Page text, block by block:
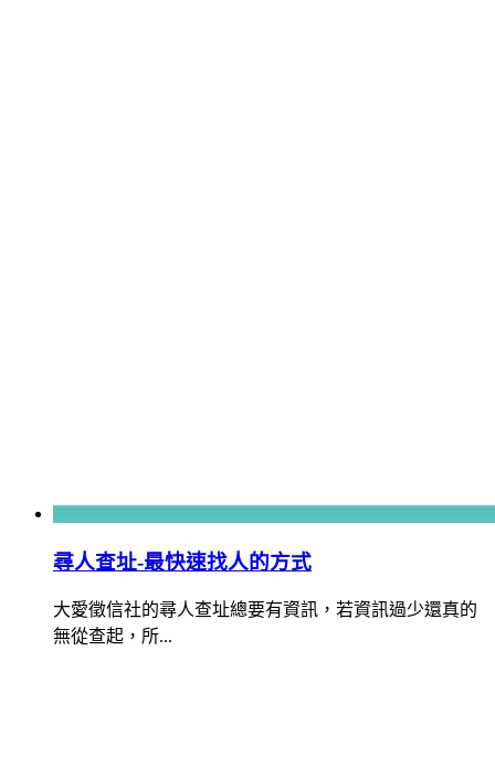
尋人查址-最快速找人的方式
大愛徵信社的尋人查址總要有資訊，若資訊過少還真的
無從查起，所...